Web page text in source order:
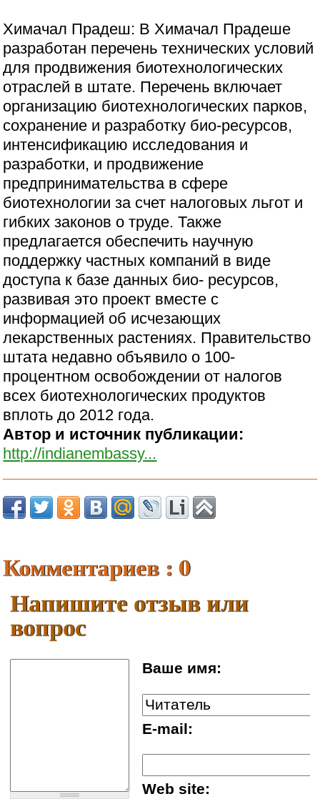
Химачал Прадеш: В Химачал Прадеше
разработан перечень технических условий
для продвижения биотехнологических
отраслей в штате. Перечень включает
организацию биотехнологических парков,
сохранение и разработку био-ресурсов,
интенсификацию исследования и
разработки, и продвижение
предпринимательства в сфере
биотехнологии за счет налоговых льгот и
гибких законов о труде. Также
предлагается обеспечить научную
поддержку частных компаний в виде
доступа к базе данных био- ресурсов,
развивая это проект вместе с
информацией об исчезающих
лекарственных растениях. Правительство
штата недавно объявило о 100-
процентном освобождении от налогов
всех биотехнологических продуктов
вплоть до 2012 года.
Автор и источник публикации:
http://indianembassy...
Комментариев : 0
Напишите отзыв или
вопрос
Ваше имя:
E-mail:
Web site: